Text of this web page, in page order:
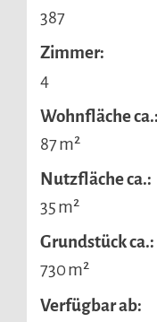
387
Zimmer:
4
Wohnfläche ca.:
87 m²
Nutzfläche ca.:
35 m²
Grund­stück ca.:
730 m²
Verfügbar ab: